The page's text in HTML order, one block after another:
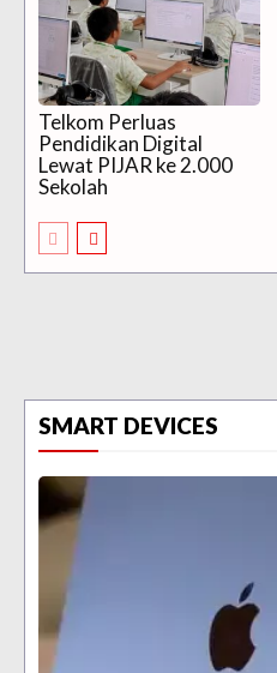
Telkom Perluas
Pendidikan Digital
Lewat PIJAR ke 2.000
Sekolah
SMART DEVICES